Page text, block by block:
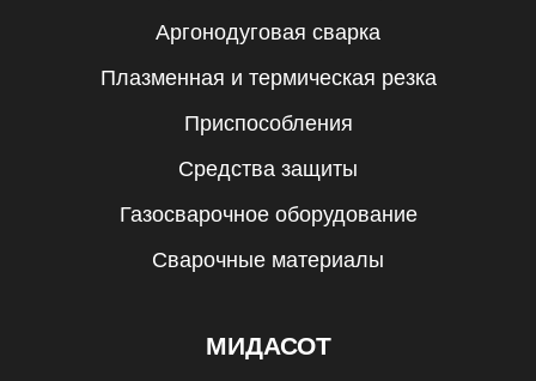
Аргонодуговая сварка
Плазменная и термическая резка
Приспособления
Средства защиты
Газосварочное оборудование
Сварочные материалы
МИДАСОТ